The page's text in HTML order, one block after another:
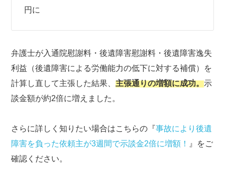
円に
弁護士が入通院慰謝料・後遺障害慰謝料・後遺障害逸失
利益（後遺障害による労働能力の低下に対する補償）を
計算し直して主張した結果、主張通りの増額に成功。示
談金額が約2倍に増えました。
さらに詳しく知りたい場合はこちらの『事故により後遺
障害を負った依頼主が3週間で示談金2倍に増額！
』をご
確認ください。